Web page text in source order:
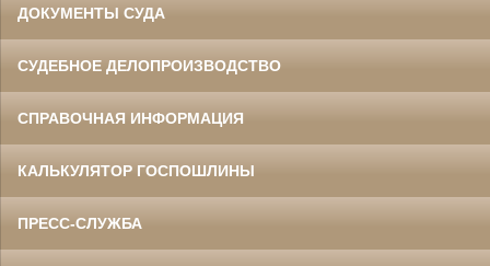
ДОКУМЕНТЫ СУДА
СУДЕБНОЕ ДЕЛОПРОИЗВОДСТВО
СПРАВОЧНАЯ ИНФОРМАЦИЯ
КАЛЬКУЛЯТОР ГОСПОШЛИНЫ
ПРЕСС-СЛУЖБА